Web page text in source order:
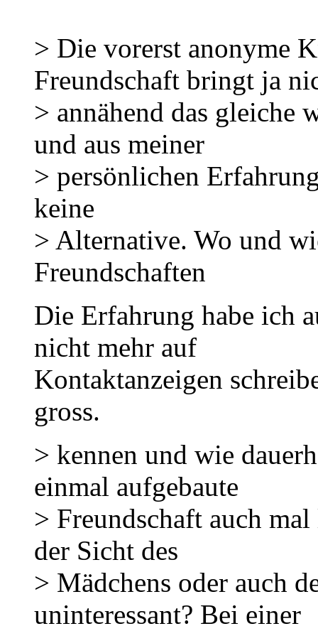
> Die vorerst anonyme
Freundschaft bringt ja
> annähend das gleiche
und aus meiner
> persönlichen
keine
> Alternative. Wo und
Freundschaften
Die Erfahrung habe ich
nicht mehr auf
Kontaktanzeigen
gross.
> kennen und wie
einmal aufgebaute
> Freundschaft auch
der Sicht des
> Mädchens oder auch
uninteressant? Bei einer